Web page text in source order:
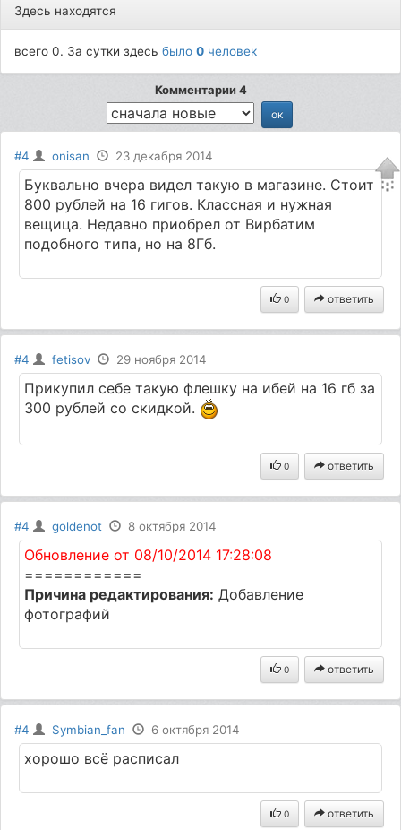
Здесь находятся
всего 0. За сутки здесьбыло0 человек
Комментарии 4
#4 onisan 23 декабря 2014
Буквально вчера видел такую в магазине. Стоит
800 рублей на 16 гигов. Классная и нужная
вещица. Недавно приобрел от Вирбатим
подобного типа, но на 8Гб.
0 ответить
#4 fetisov 29 ноября 2014
Прикупил себе такую флешку на ибей на 16 гб за
300 рублей со скидкой.
0 ответить
#4 goldenot 8 октября 2014
Обновление от 08/10/2014 17:28:08
============
Причина редактирования: Добавление
фотографий
0 ответить
#4 Symbian_fan 6 октября 2014
хорошо всё расписал
0 ответить